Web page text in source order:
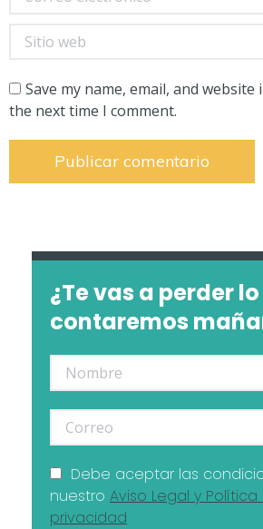
Sitio web
Save my name, email, and
the next time I comment.
Publicar comentario
¿Te vas a perder
contaremos
Debe aceptar las
nuestro Aviso Legal y Política
privacidad